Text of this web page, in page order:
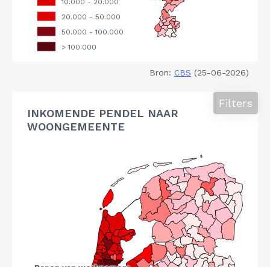
Bron: CBS (25-06-2026)
INKOMENDE PENDEL NAAR
WOONGEMEENTE
Filters